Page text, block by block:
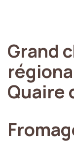
Grand
Quaire